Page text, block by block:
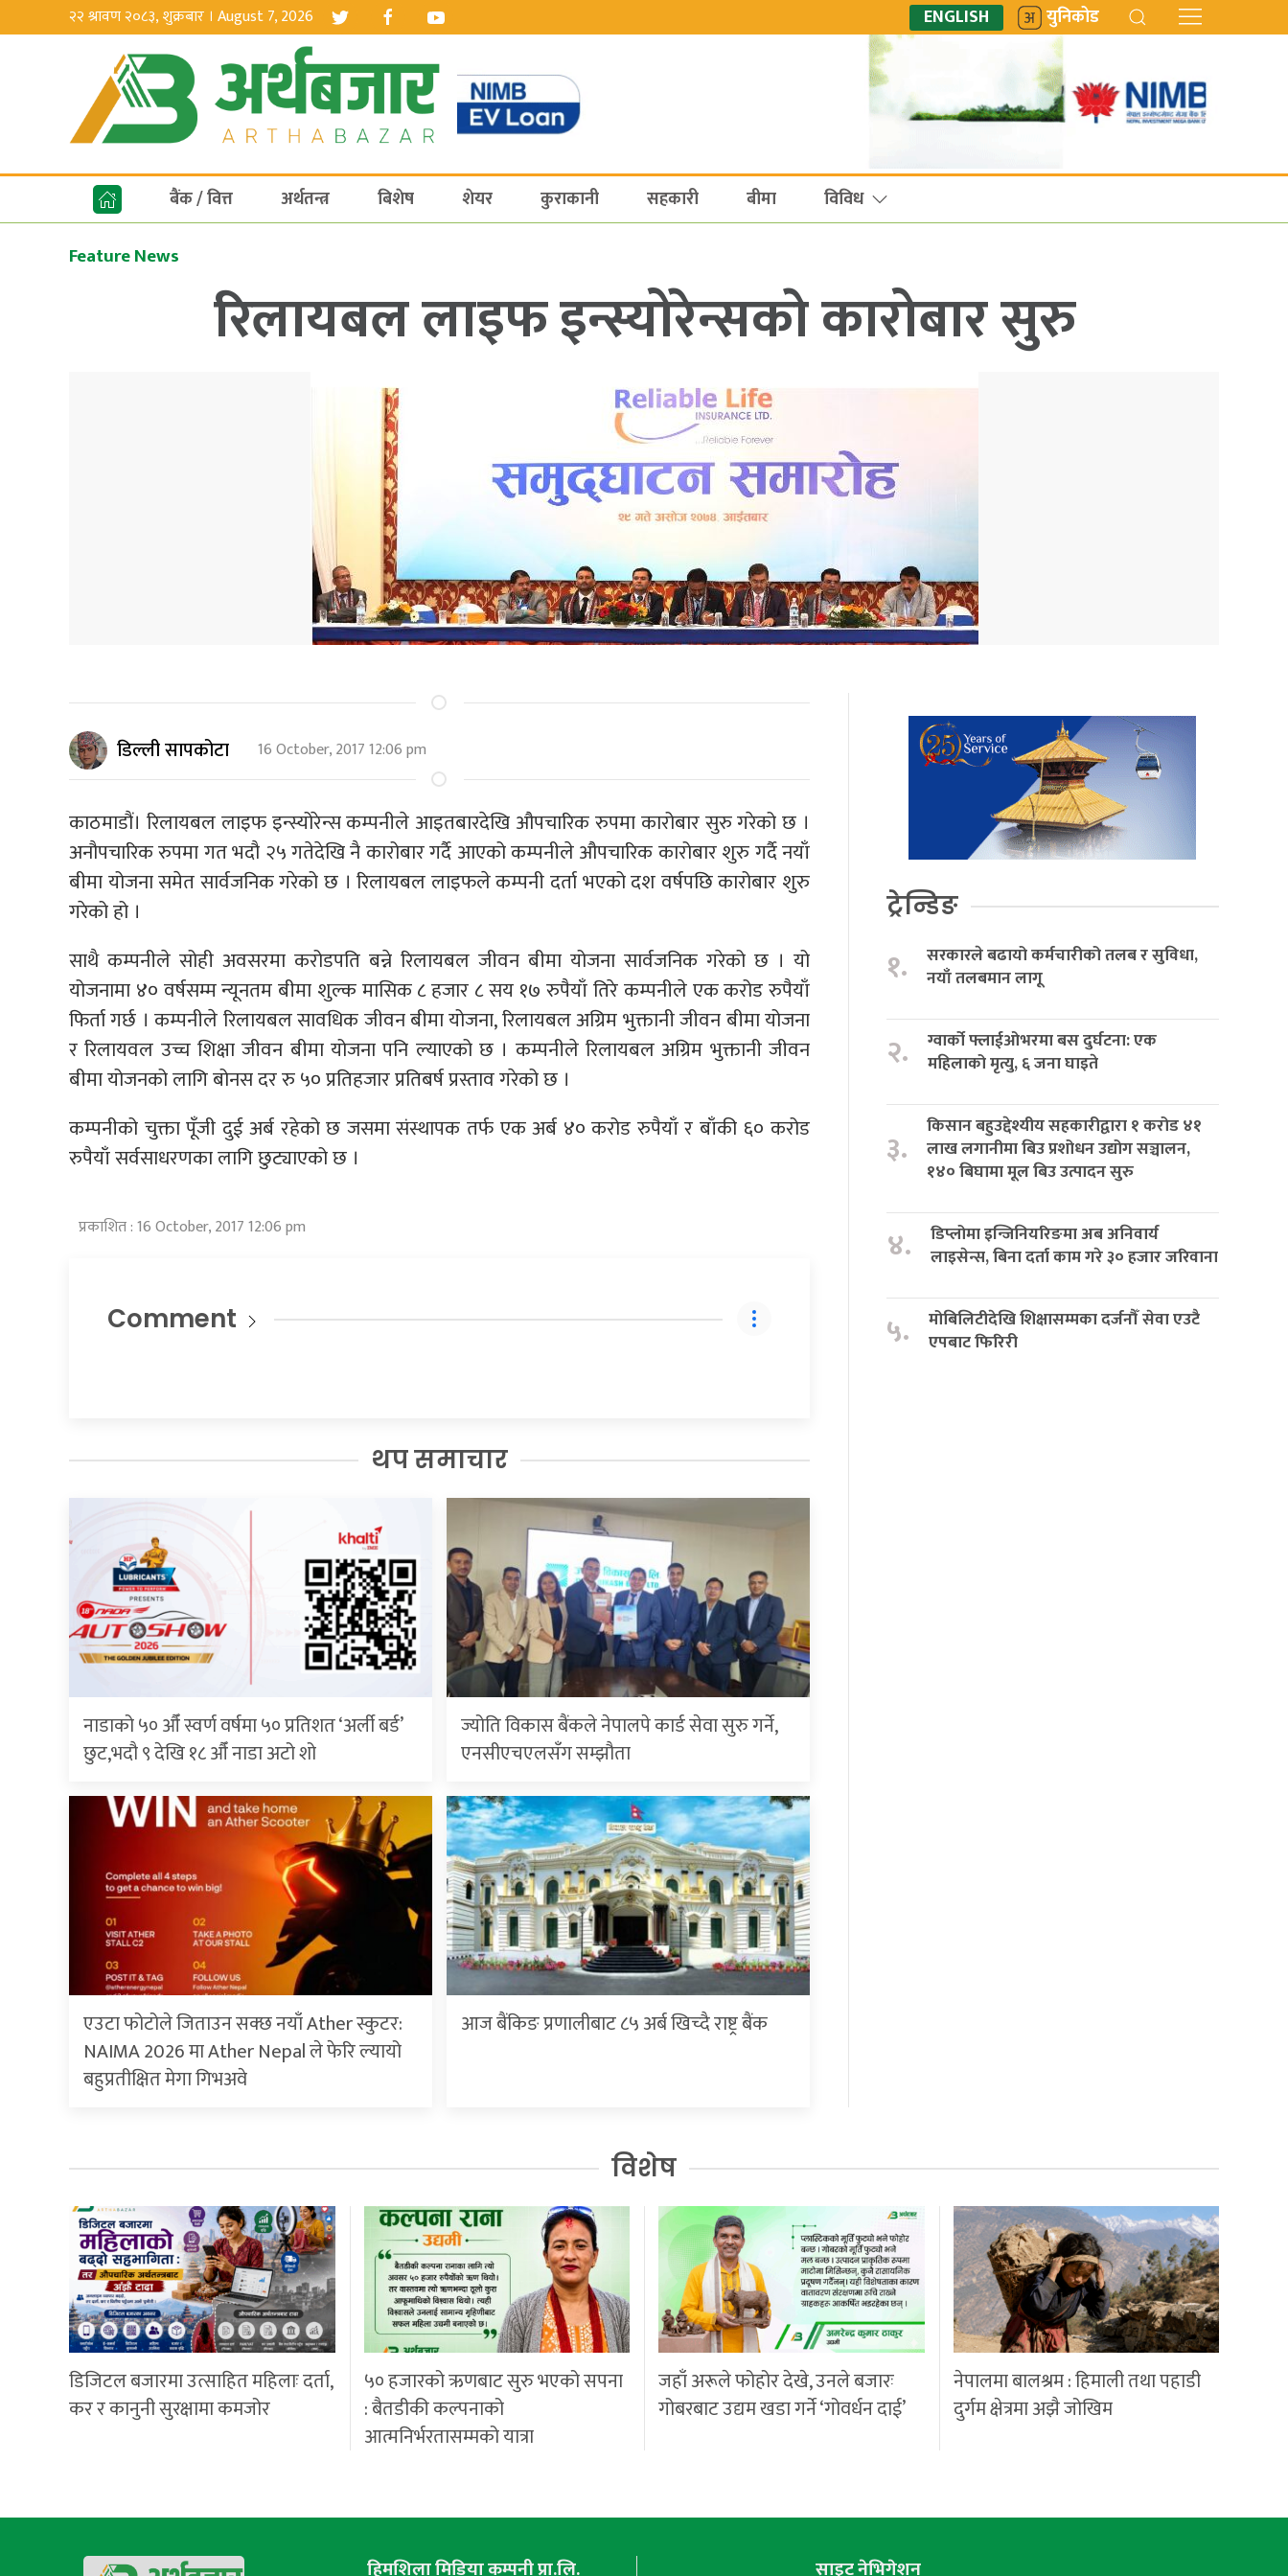
२२ श्रावण २०८३, शुक्रबार । August 7, 2026 ENGLISH युनिकोड
बैंक / वित्त अर्थतन्त्र बिशेष शेयर कुराकानी सहकारी बीमा विविध
Feature News
रिलायबल लाइफ इन्स्योरेन्सकाे कारोबार सुरु
डिल्ली सापकोटा 16 October, 2017 12:06 pm
काठमाडौं। रिलायबल लाइफ इन्स्योरेन्स कम्पनीले आइतबारदेखि औपचारिक रुपमा कारोबार सुरु गरेको छ ।
अनौपचारिक रुपमा गत भदौ २५ गतेदेखि नै कारोबार गर्दै आएको कम्पनीले औपचारिक कारोबार शुरु गर्दै नयाँ
बीमा योजना समेत सार्वजनिक गरेको छ । रिलायबल लाइफले कम्पनी दर्ता भएको दश वर्षपछि कारोबार शुरु
गरेको हो ।
साथै कम्पनीले सोही अवसरमा करोडपति बन्ने रिलायबल जीवन बीमा योजना सार्वजनिक गरेको छ । यो
योजनामा ४० वर्षसम्म न्यूनतम बीमा शुल्क मासिक ८ हजार ८ सय १७ रुपैयाँ तिरे कम्पनीले एक करोड रुपैयाँ
फिर्ता गर्छ । कम्पनीले रिलायबल सावधिक जीवन बीमा योजना, रिलायबल अग्रिम भुक्तानी जीवन बीमा योजना
र रिलायवल उच्च शिक्षा जीवन बीमा योजना पनि ल्याएको छ । कम्पनीले रिलायबल अग्रिम भुक्तानी जीवन
बीमा योजनको लागि बोनस दर रु ५० प्रतिहजार प्रतिबर्ष प्रस्ताव गरेको छ ।
कम्पनीको चुक्ता पूँजी दुई अर्ब रहेको छ जसमा संस्थापक तर्फ एक अर्ब ४० करोड रुपैयाँ र बाँकी ६० करोड
रुपैयाँ सर्वसाधरणका लागि छुट्याएको छ ।
प्रकाशित : 16 October, 2017 12:06 pm
Comment
थप समाचार
नाडाको ५० औँ स्वर्ण वर्षमा ५० प्रतिशत ‘अर्ली बर्ड’
छुट,भदौ ९ देखि १८ औँ नाडा अटो शो
ज्योति विकास बैंकले नेपालपे कार्ड सेवा सुरु गर्ने,
एनसीएचएलसँग सम्झौता
एउटा फोटोले जिताउन सक्छ नयाँ Ather स्कुटर:
NAIMA 2026 मा Ather Nepal ले फेरि ल्यायो
बहुप्रतीक्षित मेगा गिभअवे
आज बैंकिङ प्रणालीबाट ८५ अर्ब खिच्दै राष्ट्र बैंक
ट्रेन्डिङ
१.
सरकारले बढायो कर्मचारीको तलब र सुविधा,
नयाँ तलबमान लागू
२.
ग्वार्को फ्लाईओभरमा बस दुर्घटना: एक
महिलाको मृत्यु, ६ जना घाइते
३.
किसान बहुउद्देश्यीय सहकारीद्वारा १ करोड ४१
लाख लगानीमा बिउ प्रशोधन उद्योग सञ्चालन,
१४० बिघामा मूल बिउ उत्पादन सुरु
४.
डिप्लोमा इन्जिनियरिङमा अब अनिवार्य
लाइसेन्स, बिना दर्ता काम गरे ३० हजार जरिवाना
५.
मोबिलिटीदेखि शिक्षासम्मका दर्जनौँ सेवा एउटै
एपबाट फिरिरी
विशेष
डिजिटल बजारमा उत्साहित महिलाः दर्ता,
कर र कानुनी सुरक्षामा कमजोर
५० हजारको ऋणबाट सुरु भएको सपना
: बैतडीकी कल्पनाको
आत्मनिर्भरतासम्मको यात्रा
जहाँ अरूले फोहोर देखे, उनले बजारः
गोबरबाट उद्यम खडा गर्ने ‘गोवर्धन दाई’
नेपालमा बालश्रम : हिमाली तथा पहाडी
दुर्गम क्षेत्रमा अझै जोखिम
हिमशिला मिडिया कम्पनी प्रा.लि. साइट नेभिगेशन